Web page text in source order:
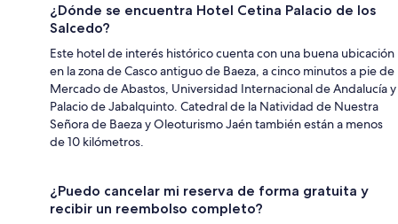
¿Dónde se encuentra Hotel Cetina Palacio de los
Salcedo?
Este hotel de interés histórico cuenta con una buena ubicación
en la zona de Casco antiguo de Baeza, a cinco minutos a pie de
Mercado de Abastos, Universidad Internacional de Andalucía y
Palacio de Jabalquinto. Catedral de la Natividad de Nuestra
Señora de Baeza y Oleoturismo Jaén también están a menos
de 10 kilómetros.
¿Puedo cancelar mi reserva de forma gratuita y
recibir un reembolso completo?